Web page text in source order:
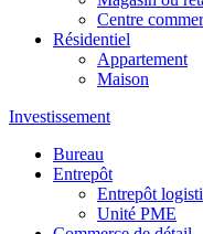
Centre
Résidentiel
Appartement
Maison
Investissement
Bureau
Entrepôt
Entrepôt
Unité PME